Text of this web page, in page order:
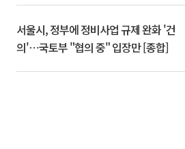
서울시, 정부에 정비사업 규제 완화 '건
의'⋯국토부 "협의 중" 입장만 [종합]